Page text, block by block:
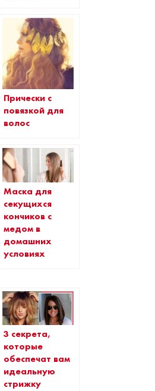
Прически с
повязкой для
волос
Маска для
секущихся
кончиков с
медом в
домашних
условиях
3 секрета,
которые
обеспечат вам
идеальную
стрижку